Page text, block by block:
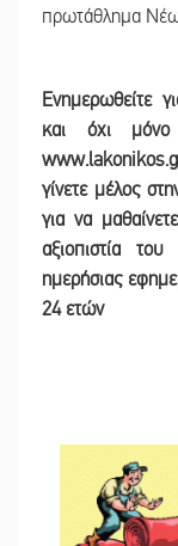
πρωτάθλημα
Ενημερωθείτε
και όχι
γίνετε μέλος
για να
αξιοπιστία
ημερήσιας
24 ετών